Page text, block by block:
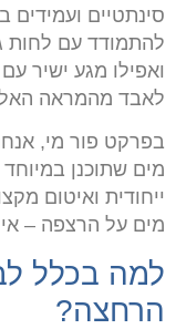
סינתטיים ועמידים
להתמודד עם לחות
ואפילו מגע ישיר
לאבד מהמראה
בפרקט פור מי,
מים שתוכנן
ייחודית ואיטום
מים על הרצפה –
למה בכלל
הרחצה?